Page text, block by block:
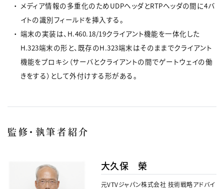
メディア情報の多重化のためUDPヘッダとRTPヘッダの間に4バ
イトの識別フィールドを挿入する。
端末の実装は、H.460.18/19クライアント機能を一体化した
H.323端末の形と、既存のH.323端末はそのままでクライアント
機能をプロキシ（サーバとクライアントの間でゲートウェイの働
きをする）として外付けする形がある。
監修・執筆者紹介
大久保 榮
元VTVジャパン株式会社 技術戦略アドバイ